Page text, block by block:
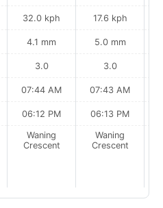
32.0 kph
4.1 mm
3.0
07:44 AM
06:12 PM
Waning
Crescent
17.6 kph
5.0 mm
3.0
07:43 AM
06:13 PM
Waning
Crescent